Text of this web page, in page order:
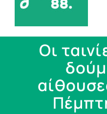
Οι